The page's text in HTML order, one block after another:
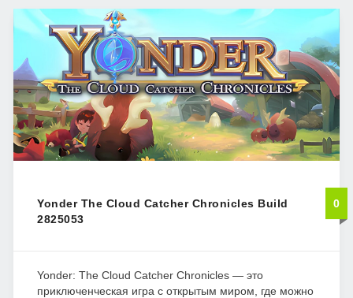
Yonder The Cloud Catcher Chronicles Build
2825053
0
Yonder: The Cloud Catcher Chronicles — это
приключенческая игра с открытым миром, где можно